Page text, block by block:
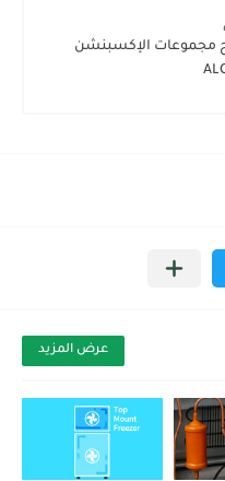
مجموعات الإكسبنشن
عرض المزيد